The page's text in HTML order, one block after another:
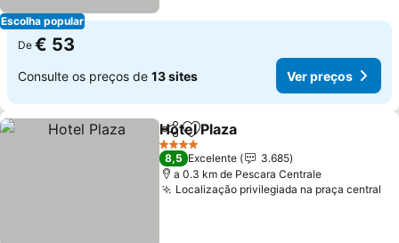
Escolha popular
De € 53
Consulte os preços de 13 sites Ver preços
PartilharAdicionar aos favoritos
Hotel Plaza
4 Estrelas
8,5 Excelente
3.685
a 0.3 km de Pescara Centrale
Localização privilegiada na praça central